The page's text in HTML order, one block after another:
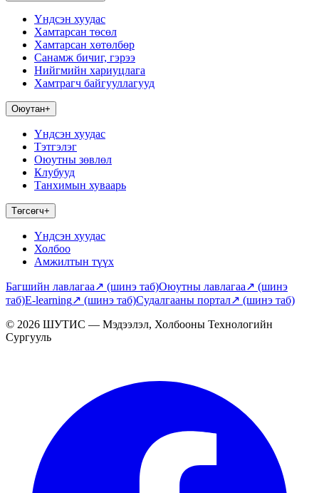
Үндсэн хуудас
Хамтарсан төсөл
Хамтарсан хөтөлбөр
Санамж бичиг, гэрээ
Нийгмийн хариуцлага
Хамтрагч байгууллагууд
Оюутан+
Үндсэн хуудас
Тэтгэлэг
Оюутны зөвлөл
Клубууд
Танхимын хуваарь
Төгсөгч+
Үндсэн хуудас
Холбоо
Амжилтын түүх
Багшийн лавлагаа↗ (шинэ таб)Оюутны лавлагаа↗ (шинэ
таб)E-learning↗ (шинэ таб)Судалгааны портал↗ (шинэ таб)
© 2026 ШУТИС — Мэдээлэл, Холбооны Технологийн
Сургууль